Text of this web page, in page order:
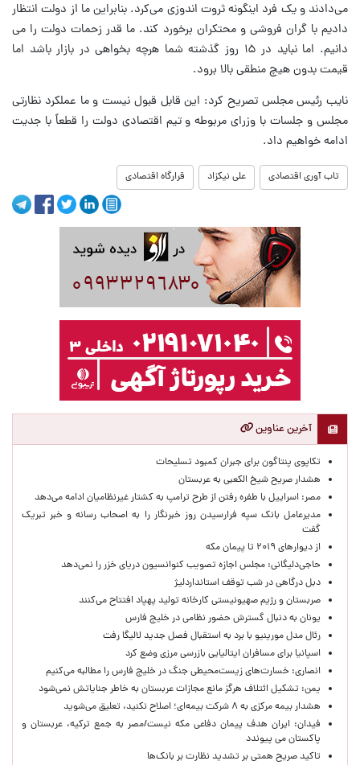
می‌دادند و یک فرد اینگونه ثروت اندوزی می‌کرد. بنابراین ما از دولت انتظار
دادیم با گران فروشی و محتکران برخورد کند. ما قدر زحمات دولت را می
دانیم. اما نباید در ۱۵ روز گذشته شما هرچه بخواهی در بازار باشد اما
قیمت بدون هیچ منطقی بالا برود.
نایب رئیس مجلس تصریح کرد: این قابل قبول نیست و ما عملکرد نظارتی
مجلس و جلسات با وزرای مربوطه و تیم اقتصادی دولت را قطعاً با جدیت
ادامه خواهیم داد.
تاب آوری اقتصادی علی نیکزاد قرارگاه اقتصادی
آخرین عناوین
تکاپوی پنتاگون برای جبران کمبود تسلیحات
هشدار صریح شیخ الکعبی به عربستان
مصر: اسراییل با طفره رفتن از طرح ترامپ به کشتار غیرنظامیان ادامه می‌دهد
مدیرعامل بانک سپه فرارسیدن روز خبرنگار را به اصحاب رسانه و خبر تبریک
گفت
از دیوارهای ۲۰۱۹ تا پیمان مکه
حاجی‌دلیگانی: مجلس اجازه تصویب کنوانسیون دریای خزر را نمی‌دهد
دبل درگاهی در شب توقف استانداردلیژ
صربستان و رژیم صهیونیستی کارخانه تولید پهپاد افتتاح می‌کنند
یونان به دنبال گسترش حضور نظامی در خلیج فارس
رئال مدل مورینیو با برد به استقبال فصل جدید لالیگا رفت
اسپانیا برای مسافران ایتالیایی بازرسی مرزی وضع کرد
انصاری: خسارت‌های زیست‌محیطی جنگ در خلیج فارس را مطالبه‌ می‌کنیم
یمن: تشکیل ائتلاف هرگز مانع مجازات عربستان به خاطر جنایاتش نمی‌شود
هشدار بیمه مرکزی به ۸ شرکت بیمه‌ای؛ اصلاح نکنید، تعلیق می‌شوید
فیدان: ایران هدف پیمان دفاعی مکه نیست/مصر به جمع ترکیه، عربستان و
پاکستان می پیوندد
تاکید صریح همتی بر تشدید نظارت بر بانک‌ها